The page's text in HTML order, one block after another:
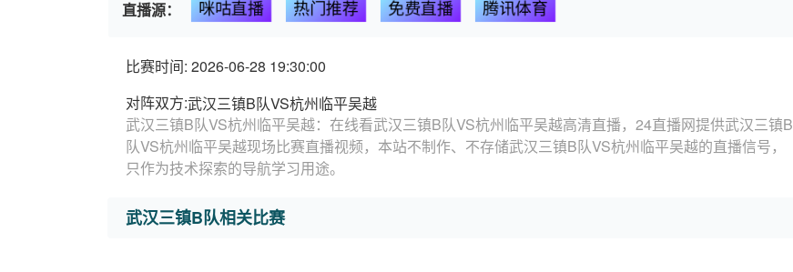
直播源： 咪咕直播 热门推荐 免费直播 腾讯体育
比赛时间: 2026-06-28 19:30:00
对阵双方:武汉三镇B队VS杭州临平吴越
武汉三镇B队VS杭州临平吴越：在线看武汉三镇B队VS杭州临平吴越高清直播，24直播网提供武汉三镇B
队VS杭州临平吴越现场比赛直播视频，本站不制作、不存储武汉三镇B队VS杭州临平吴越的直播信号，
只作为技术探索的导航学习用途。
武汉三镇B队相关比赛